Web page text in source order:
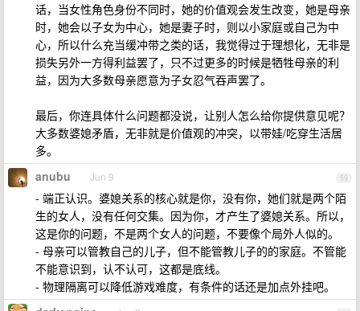
话，当女性角色身份不同时，她的价值观会发生改变，她是母亲
时，她会以子女为中心，她是妻子时，则以小家庭或自己为中
心，所以什么充当缓冲带之类的话，我觉得过于理想化，无非是
损失另外一方得利益罢了，只不过更多的时候是牺牲母亲的利
益，因为大多数母亲愿意为子女忍气吞声罢了。
最后，你连具体什么问题都没说，让别人怎么给你提供意见呢？
大多数婆媳矛盾，无非就是价值观的冲突，以带娃/吃穿生活居
多。
59
anubu Jun 9
- 端正认识。婆媳关系的核心就是你，没有你，她们就是两个陌
生的女人，没有任何交集。因为你，才产生了婆媳关系。所以，
这是你的问题，不是两个女人的问题，不要像个局外人似的。
- 母亲可以管教自己的儿子，但不能管教儿子的的家庭。不管能
不能意识到，认不认可，这都是底线。
- 物理隔离可以降低游戏难度，有条件的话还是加点外挂吧。